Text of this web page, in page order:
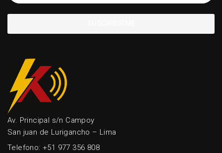
Av. Principal s/n Campoy
San juan de Lurigancho – Lima
Telefono: +51 977 356 808